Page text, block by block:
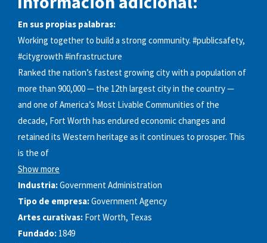
En sus propias palabras:
Working together to build a strong community. #publicsafety,
#citygrowth #infrastructure
Ranked the nation’s fastest growing city with a population of
more than 900,000 — the 12th largest city in the country —
and one of America’s Most Livable Communities of the
decade, Fort Worth has endured economic changes and
retained its Western heritage as it continues to prosper. This
is the of
Show more
Industria:Government Administration
Tipo de empresa:Government Agency
Artes curativas: Fort Worth, Texas
Fundado: 1849